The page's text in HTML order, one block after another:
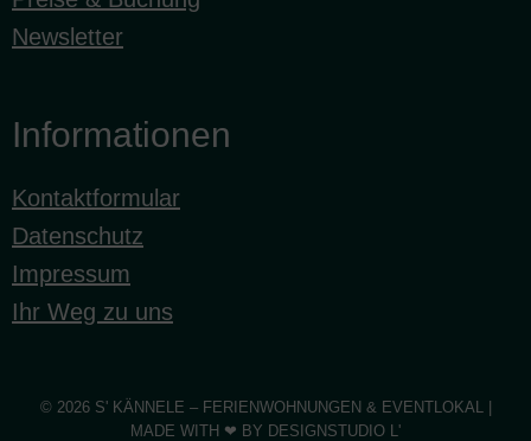
Newsletter
Informationen
Kontaktformular
Datenschutz
Impressum
Ihr Weg zu uns
© 2026 S' KÄNNELE – FERIENWOHNUNGEN & EVENTLOKAL |
MADE WITH ❤ BY DESIGNSTUDIO L'